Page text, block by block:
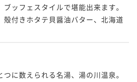
ッフェスタイルで堪能出来ます。
殻付きホタテ貝醤油バター、北海道
に数えられる名湯、湯の川温泉。